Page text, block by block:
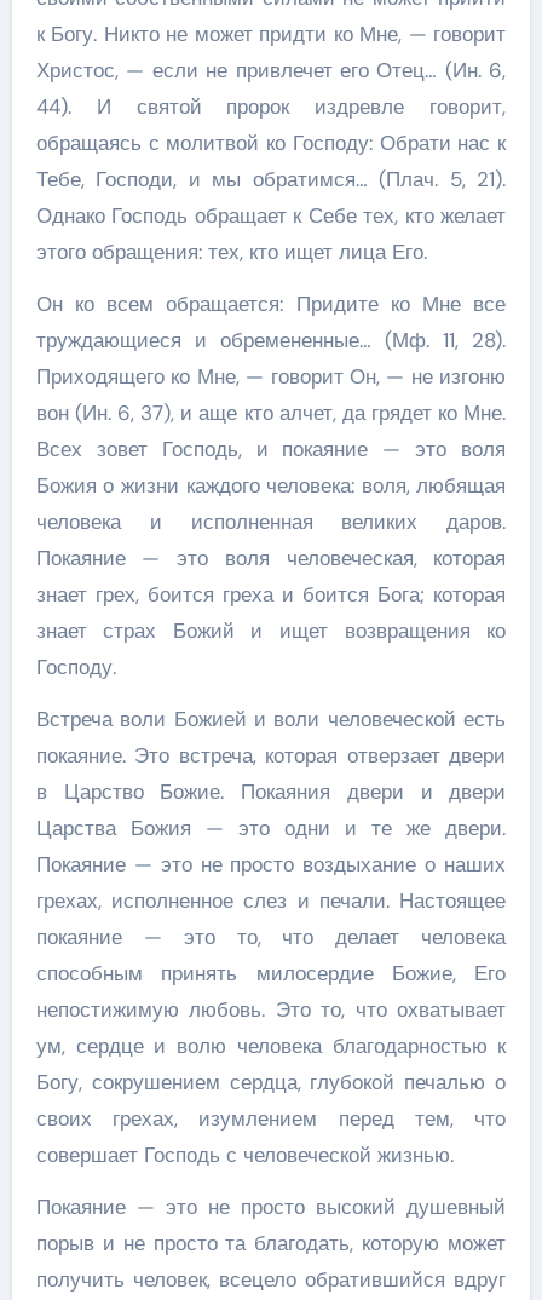
к Богу. Никто не может придти ко Мне, — говорит
Христос, — если не привлечет его Отец… (Ин. 6,
44). И святой пророк издревле говорит,
обращаясь с молитвой ко Господу: Обрати нас к
Тебе, Господи, и мы обратимся… (Плач. 5, 21).
Однако Господь обращает к Себе тех, кто желает
этого обращения: тех, кто ищет лица Его.
Он ко всем обращается: Придите ко Мне все
труждающиеся и обремененные… (Мф. 11, 28).
Приходящего ко Мне, — говорит Он, — не изгоню
вон (Ин. 6, 37), и аще кто алчет, да грядет ко Мне.
Всех зовет Господь, и покаяние — это воля
Божия о жизни каждого человека: воля, любящая
человека и исполненная великих даров.
Покаяние — это воля человеческая, которая
знает грех, боится греха и боится Бога; которая
знает страх Божий и ищет возвращения ко
Господу.
Встреча воли Божией и воли человеческой есть
покаяние. Это встреча, которая отверзает двери
в Царство Божие. Покаяния двери и двери
Царства Божия — это одни и те же двери.
Покаяние — это не просто воздыхание о наших
грехах, исполненное слез и печали. Настоящее
покаяние — это то, что делает человека
способным принять милосердие Божие, Его
непостижимую любовь. Это то, что охватывает
ум, сердце и волю человека благодарностью к
Богу, сокрушением сердца, глубокой печалью о
своих грехах, изумлением перед тем, что
совершает Господь с человеческой жизнью.
Покаяние — это не просто высокий душевный
порыв и не просто та благодать, которую может
получить человек, всецело обратившийся вдруг